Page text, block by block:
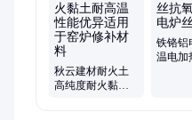
火布、可塑料、防火板、浇注
秋云建材耐火土
高纯度耐火黏土
铁铬铝
温电加